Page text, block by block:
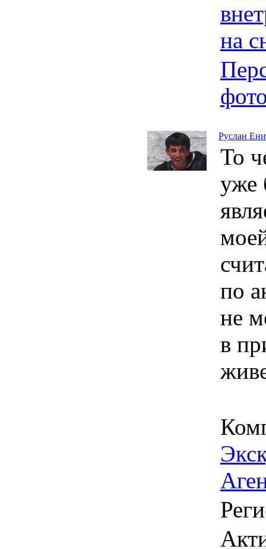
на
Руслан
То
уже
по
не
в